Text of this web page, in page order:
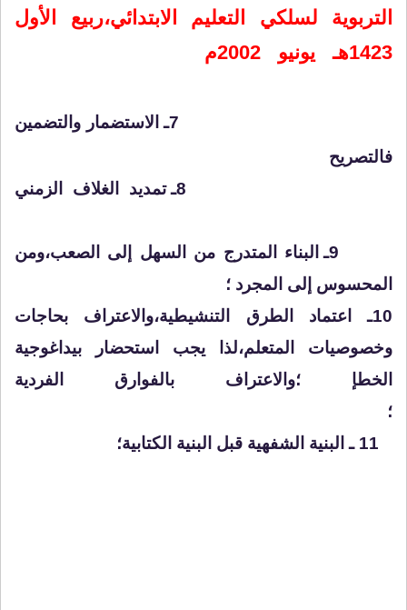
التربوية لسلكي التعليم الابتدائي،ربيع الأول
1423هـ يونيو 2002م
7ـ الاستضمار والتضمين
فالتصريح
8ـ تمديد الغلاف الزمني
9ـ البناء المتدرج من السهل إلى الصعب،ومن
المحسوس إلى المجرد ؛
10ـ اعتماد الطرق التنشيطية،والاعتراف بحاجات
وخصوصيات المتعلم،لذا يجب استحضار بيداغوجية
الخطإ ؛والاعتراف بالفوارق الفردية
؛
11 ـ البنية الشفهية قبل البنية الكتابية؛